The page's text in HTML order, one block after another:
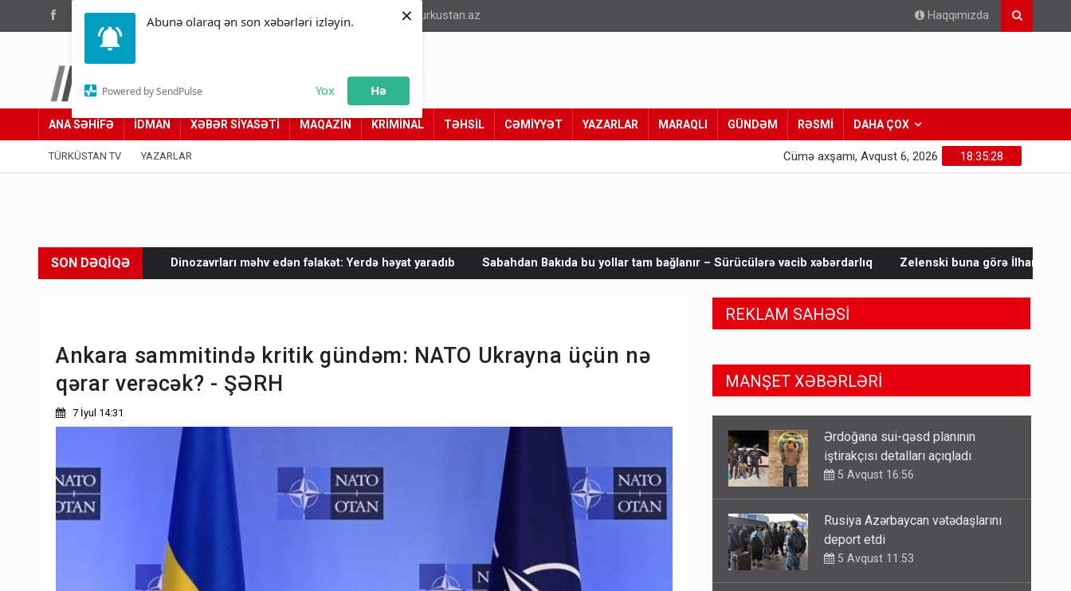
Abunə olaraq ən son xəbərləri izləyin.
Powered by SendPulse Yox Hə
×
(012) 449 94 05 info@turkustan.az Haqqımızda
Türküstan.az
Adımız yolumuzdur
ANA SƏHİFƏ İDMAN XƏBƏR SİYASƏTİ MAQAZİN KRİMİNAL TƏHSİL CƏMİYYƏT YAZARLAR MARAQLI GÜNDƏM RƏSMİ DAHA ÇOX
TÜRKÜSTAN TV YAZARLAR 18:35:29
Cümə axşamı, Avqust 6, 2026
SON DƏQİQƏ
Dinozavrları məhv edən fəlakət: Yerdə həyat yaradıb Sabahdan Bakıda bu yollar tam bağlanır – Sürücülərə vacib xəbərdarlıq Zelenski buna görə İlham Əliyevə təşəkkür etdi -
Ankara sammitində kritik gündəm: NATO Ukrayna üçün nə
qərar verəcək? - ŞƏRH
7 İyul 14:31
REKLAM SAHƏSİ
MANŞET XƏBƏRLƏRİ
Rusiya Azərbaycan vətədaşlarını
deport etdi
5 Avqust 11:53
Rusiya azərbaycanlı diasporun
obyektini məhv etdi - FOTOLAR
5 Avqust 10:58